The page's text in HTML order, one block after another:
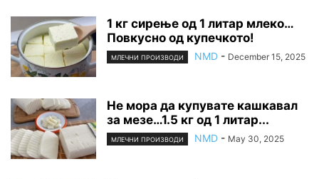
1 кг сирење од 1 литар млеко…
Повкусно од купечкото!
МЛЕЧНИ ПРОИЗВОДИ NMD - December 15, 2025
Не мора да купувате кашкавал
за мезе…1.5 кг од 1 литар...
МЛЕЧНИ ПРОИЗВОДИ NMD - May 30, 2025